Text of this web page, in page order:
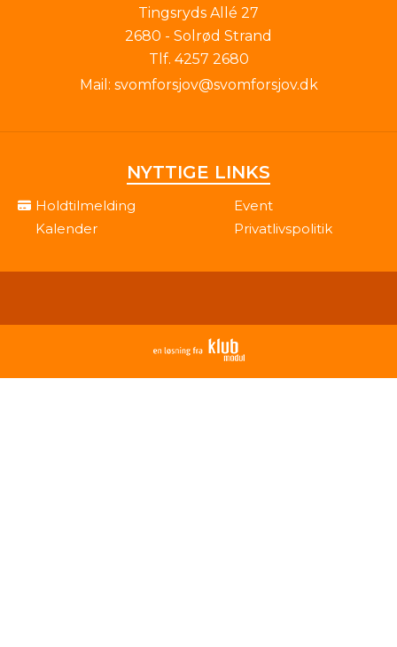
Tingsryds Allé 27
2680 - Solrød Strand
Tlf. 4257 2680
Mail: svomforsjov@svomforsjov.dk
NYTTIGE LINKS
Holdtilmelding
Event
Kalender
Privatlivspolitik